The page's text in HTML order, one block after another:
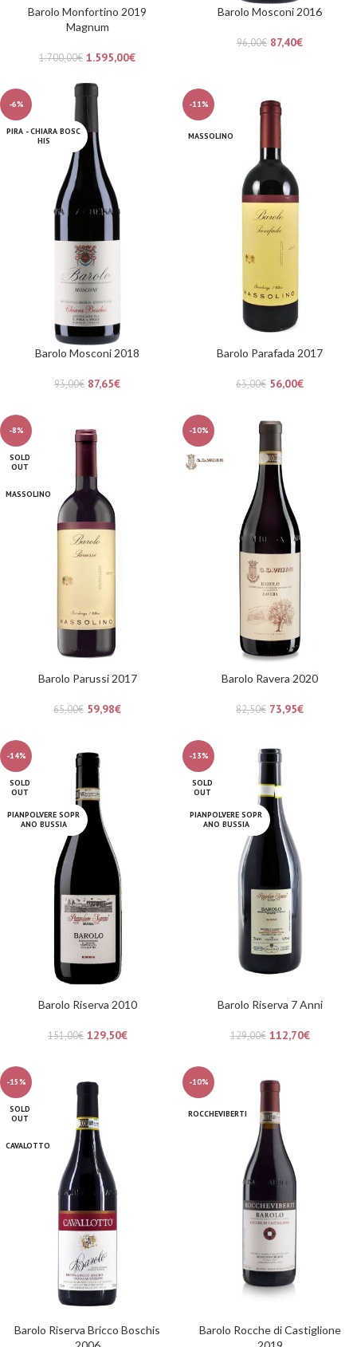
Barolo Monfortino 2019
Magnum
1.700,00€ 1.595,00€
Barolo Mosconi 2016
96,00€ 87,40€
-6%
PIRA - CHIARA BOSC
HIS
Barolo Mosconi 2018
93,00€ 87,65€
-11%
MASSOLINO
Barolo Parafada 2017
63,00€ 56,00€
-8%
SOLD
OUT
MASSOLINO
Barolo Parussi 2017
65,00€ 59,98€
-10%
Barolo Ravera 2020
82,50€ 73,95€
-14%
SOLD
OUT
PIANPOLVERE SOPR
ANO BUSSIA
Barolo Riserva 2010
151,00€ 129,50€
-13%
SOLD
OUT
PIANPOLVERE SOPR
ANO BUSSIA
Barolo Riserva 7 Anni
129,00€ 112,70€
-15%
SOLD
OUT
CAVALOTTO
Barolo Riserva Bricco Boschis
-10%
ROCCHEVIBERTI
Barolo Rocche di Castiglione